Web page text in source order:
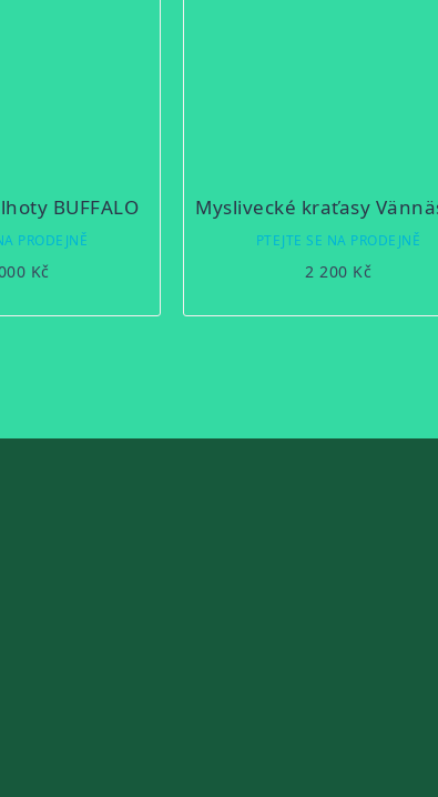
BUFFALO
PRODEJNĚ
Kč
PTEJTE SE NA PRODEJNĚ
2 200 Kč